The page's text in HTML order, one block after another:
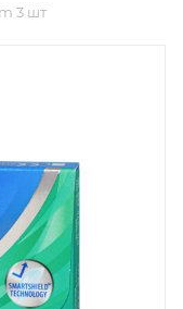
3 шт